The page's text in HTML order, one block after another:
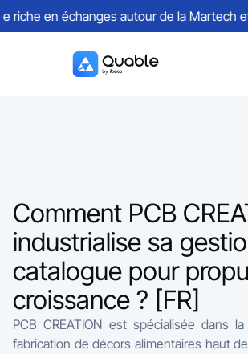
Comment PCB
industrialise sa
catalogue pour
croissance ? [FR]
PCB CREATION est spécialisée dans
fabrication de décors alimentaires haut
en échanges autour de la Martech et